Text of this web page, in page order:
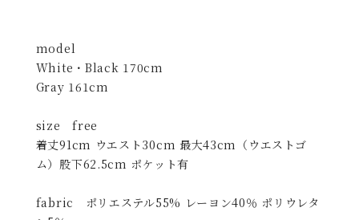
model
White・Black 170cm
Gray 161cm
size free
着丈91cm ウエスト30cm 最大43cm（ウエストゴ
ム）股下62.5cm ポケット有
fabric ポリエステル55% レーヨン40％ ポリウレタ